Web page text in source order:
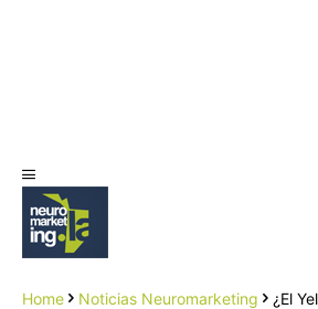
Home Noticias Neuromarketing
¿El